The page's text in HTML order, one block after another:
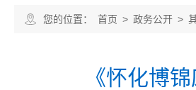
您的位置： 首页 > 政务公开 >
《怀化博